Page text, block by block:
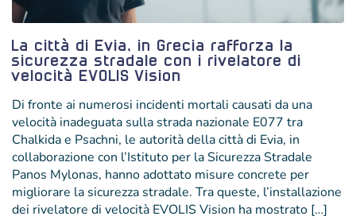
La città di Evia, in Grecia rafforza la
sicurezza stradale con i rivelatore di
velocità EVOLIS Vision
Di fronte ai numerosi incidenti mortali causati da una
velocità inadeguata sulla strada nazionale E077 tra
Chalkida e Psachni, le autorità della città di Evia, in
collaborazione con l’Istituto per la Sicurezza Stradale
Panos Mylonas, hanno adottato misure concrete per
migliorare la sicurezza stradale. Tra queste, l’installazione
dei rivelatore di velocità EVOLIS Vision ha mostrato […]